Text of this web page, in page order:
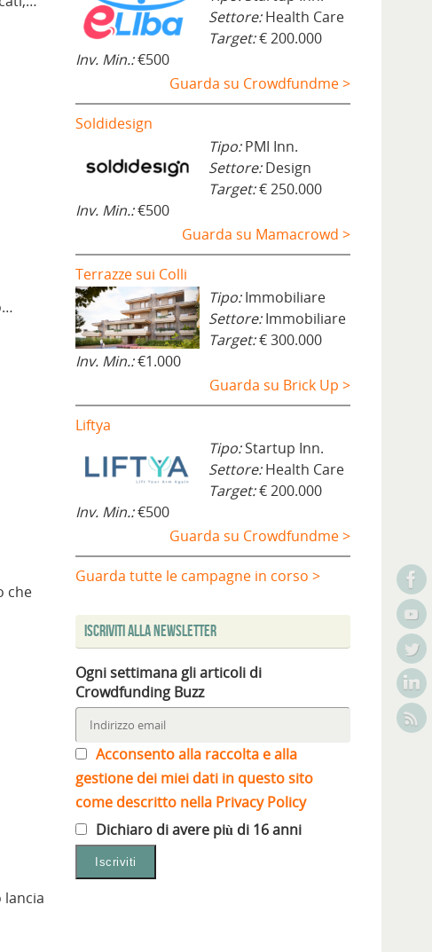
che
lancia
Settore:Health Care
Target:€ 200.000
Inv. Min.:€500
Guarda su Crowdfundme >
Soldidesign
Tipo:PMI Inn.
Settore:Design
Target:€ 250.000
Inv. Min.:€500
Guarda su Mamacrowd >
Terrazze sui Colli
Tipo:Immobiliare
Settore:Immobiliare
Target:€ 300.000
Inv. Min.:€1.000
Guarda su Brick Up >
Liftya
Tipo:Startup Inn.
Settore:Health Care
Target:€ 200.000
Inv. Min.:€500
Guarda su Crowdfundme >
Guarda tutte le campagne in corso >
Iscriviti alla Newsletter
Ogni settimana gli articoli di
Crowdfunding Buzz
Acconsento alla raccolta e alla
gestione dei miei dati in questo sito
come descritto nella Privacy Policy
Dichiaro di avere più di 16 anni